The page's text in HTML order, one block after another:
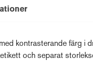
kontrasterande färg i
och separat